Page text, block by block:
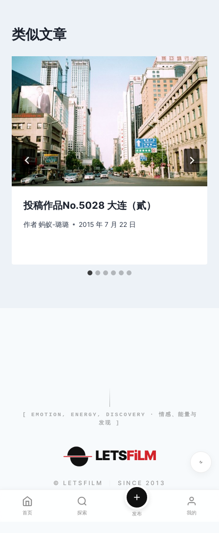
类似文章
投稿作品No.5028 大连（貳）
作者蚂蚁-璐璐 2015 年 7 月 22 日
[ EMOTION, ENERGY, DISCOVERY · 情感、能量与
发现 ]
LETSFiLM
© LETSFILM SINCE 2013
首页 探索 发布 我的